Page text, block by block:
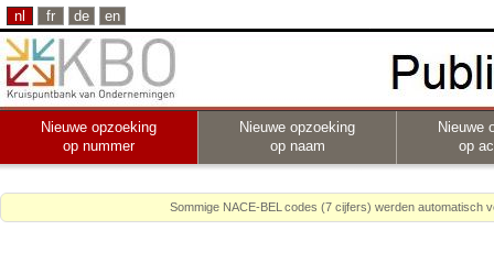
nl fr de en
Nieuwe opzoeking
op nummer
Nieuwe opzoeking
op naam
Nieuwe
op
Sommige NACE-BEL codes (7 cijfers) werden